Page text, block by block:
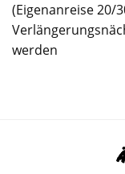
(Eigenanreise 20/
werden